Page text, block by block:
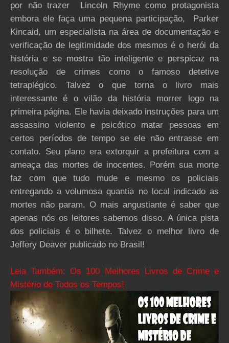
por não trazer Lincoln Rhyme como protagonista
embora ele faça uma pequena participação, Parker
Kincaid, um especialista na área de documentação e
verificação de legitimidade dos mesmos é o herói da
história e se mostra tão inteligente e perspicaz na
resolução de crimes como o famoso detetive
tetraplégico. Talvez o que torna o livro mais
interessante é o vilão da história morrer logo na
primeira página. Ele havia deixado instruções para um
assassino violento e psicótico matar pessoas em
certos períodos de tempo se ele não entrasse em
contato. Seu plano era extorquir a prefeitura com a
ameaça das mortes de inocentes. Porém sua morte
faz com que tudo mude e mesmo os policiais
entregando a volumosa quantia no local indicado as
mortes não param. O mais angustiante é saber que
apenas nós os leitores sabemos disso. A única pista
dos policiais é o bilhete. Talvez o melhor livro de
Jeffery Deaver publicado no Brasil!
Leia Também: Os 100 Melhores Livros de Crime e
Mistério de Todos os Tempos!